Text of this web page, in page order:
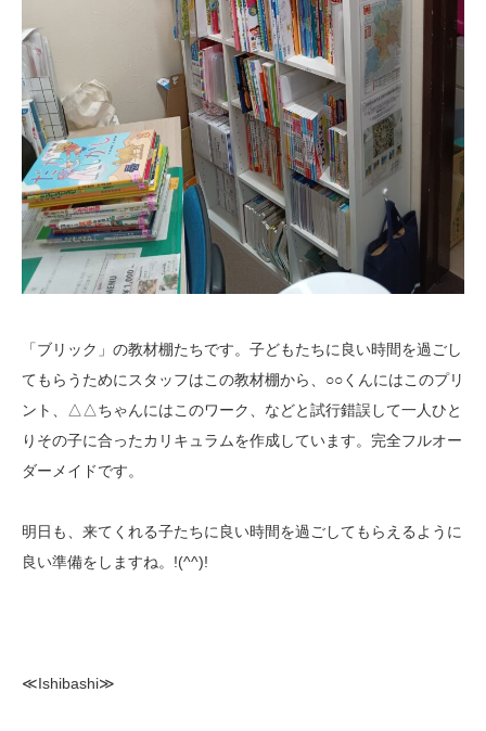
「ブリック」の教材棚たちです。子どもたちに良い時間を過ごし
てもらうためにスタッフはこの教材棚から、○○くんにはこのプリ
ント、△△ちゃんにはこのワーク、などと試行錯誤して一人ひと
りその子に合ったカリキュラムを作成しています。完全フルオー
ダーメイドです。
明日も、来てくれる子たちに良い時間を過ごしてもらえるように
良い準備をしますね。!(^^)!
≪Ishibashi≫